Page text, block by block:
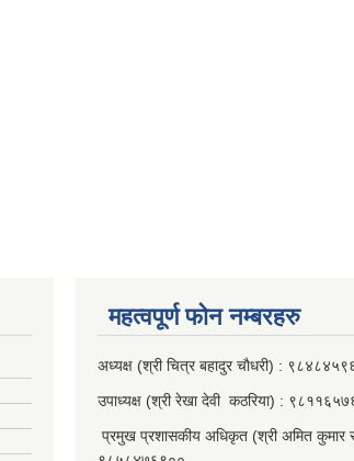
महत्वपूर्ण फाेन नम्बरहरु
अध्यक्ष (श्री चित्र बहादुर चाैधरी) :
उपाध्यक्ष (श्री रेखा देवी कठरिया) :
प्रमुख प्रशासकीय अधिकृत (श्री अमित कुमार